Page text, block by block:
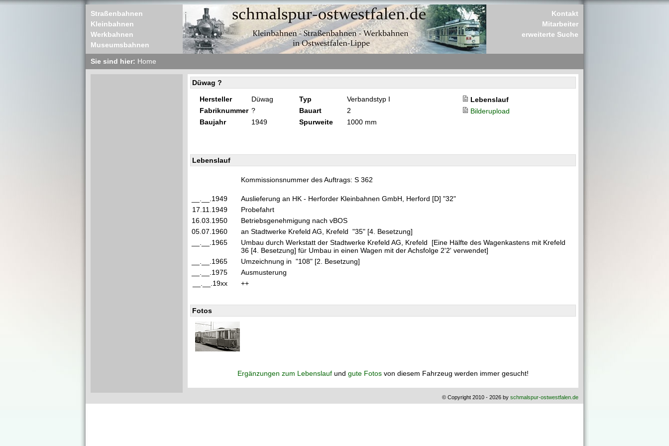
Straßenbahnen
Kleinbahnen
Werkbahnen
Museumsbahnen
Kontakt
Mitarbeiter
erweiterte Suche
Sie sind hier: Home
Düwag ?
Hersteller Düwag Typ Verbandstyp I
Lebenslauf
Fabriknummer ? Bauart 2
Bilderupload
Baujahr
1949 Spurweite 1000 mm
Lebenslauf
Kommissionsnummer des Auftrags: S 362
__.__.1949
Auslieferung an HK - Herforder Kleinbahnen GmbH, Herford [D] "32"
17.11.1949
Probefahrt
16.03.1950
Betriebsgenehmigung nach vBOS
05.07.1960
an Stadtwerke Krefeld AG, Krefeld "35" [4. Besetzung]
__.__.1965
Umbau durch Werkstatt der Stadtwerke Krefeld AG, Krefeld [Eine Hälfte des Wagenkastens mit Krefeld
36 [4. Besetzung] für Umbau in einen Wagen mit der Achsfolge 2'2' verwendet]
__.__.1965
Umzeichnung in "108" [2. Besetzung]
__.__.1975
Ausmusterung
__.__.19xx
++
Fotos
Ergänzungen zum Lebenslauf und gute Fotos von diesem Fahrzeug werden immer gesucht!
© Copyright 2010 - 2026 by schmalspur-ostwestfalen.de